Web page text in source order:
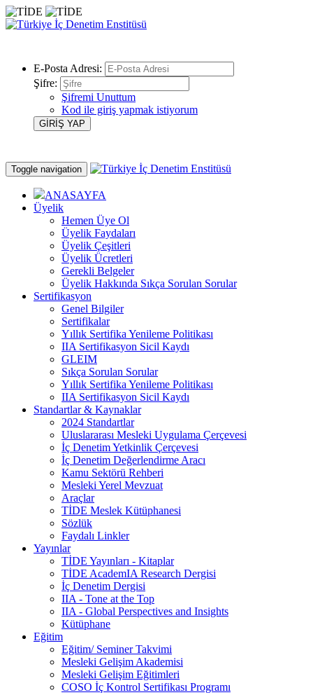
E-Posta Adresi:
Şifre:
Şifremi Unuttum
Kod ile giriş yapmak istiyorum
Toggle navigation
ANASAYFA
Üyelik
Hemen Üye Ol
Üyelik Faydaları
Üyelik Çeşitleri
Üyelik Ücretleri
Gerekli Belgeler
Üyelik Hakkında Sıkça Sorulan Sorular
Sertifikasyon
Genel Bilgiler
Sertifikalar
Yıllık Sertifika Yenileme Politikası
IIA Sertifikasyon Sicil Kaydı
GLEIM
Sıkça Sorulan Sorular
Yıllık Sertifika Yenileme Politikası
IIA Sertifikasyon Sicil Kaydı
Standartlar & Kaynaklar
2024 Standartlar
Uluslararası Mesleki Uygulama Çerçevesi
İç Denetim Yetkinlik Çerçevesi
İç Denetim Değerlendirme Aracı
Kamu Sektörü Rehberi
Mesleki Yerel Mevzuat
Araçlar
TİDE Meslek Kütüphanesi
Sözlük
Faydalı Linkler
Yayınlar
TİDE Yayınları - Kitaplar
TİDE AcademIA Research Dergisi
İç Denetim Dergisi
IIA - Tone at the Top
IIA - Global Perspectives and Insights
Kütüphane
Eğitim
Eğitim/ Seminer Takvimi
Mesleki Gelişim Akademisi
Mesleki Gelişim Eğitimleri
COSO İç Kontrol Sertifikası Programı